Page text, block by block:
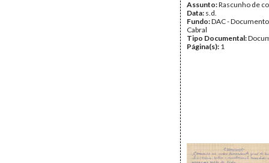
Assunto:Rascunho de
Data: s.d.
Fundo:DAC -
Cabral
Tipo Documental:
Página(s): 1